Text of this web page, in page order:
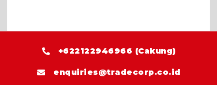
+622122946966 (Cakung)
enquiries@tradecorp.co.id